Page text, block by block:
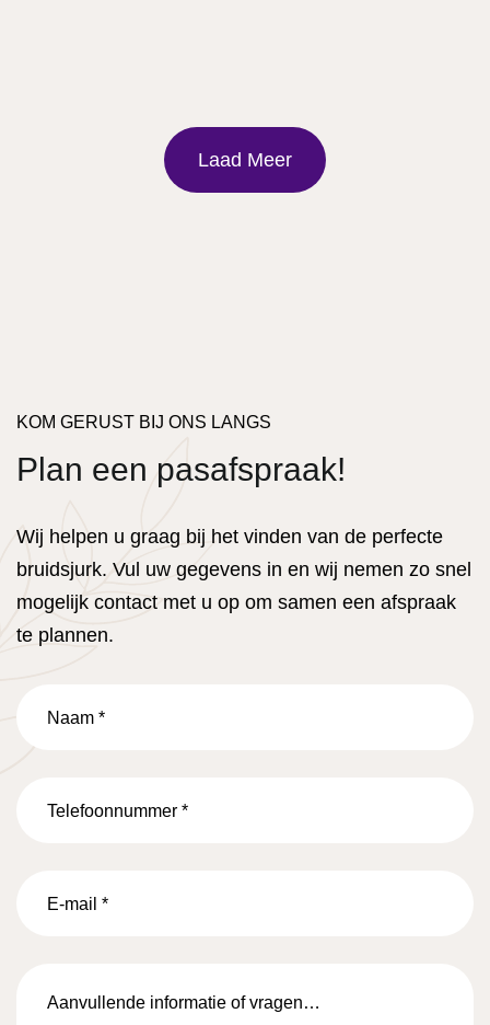
Laad Meer
KOM GERUST BIJ ONS LANGS
Plan een pasafspraak!
Wij helpen u graag bij het vinden van de perfecte
bruidsjurk. Vul uw gegevens in en wij nemen zo snel
mogelijk contact met u op om samen een afspraak
te plannen.
mail
informatie